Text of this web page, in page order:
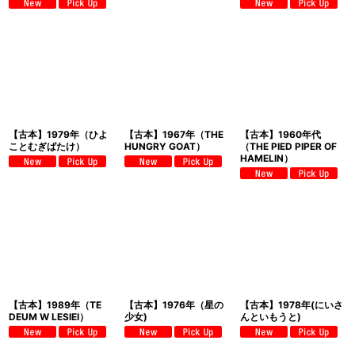
【古本】1979年（ひよ
ことむぎばたけ）
【古本】1967年（THE
HUNGRY GOAT）
【古本】1960年代
（THE PIED PIPER OF
HAMELIN）
【古本】1989年（TE
DEUM W LESIEI）
【古本】1976年（星の
少女)
【古本】1978年(にいさ
んといもうと)